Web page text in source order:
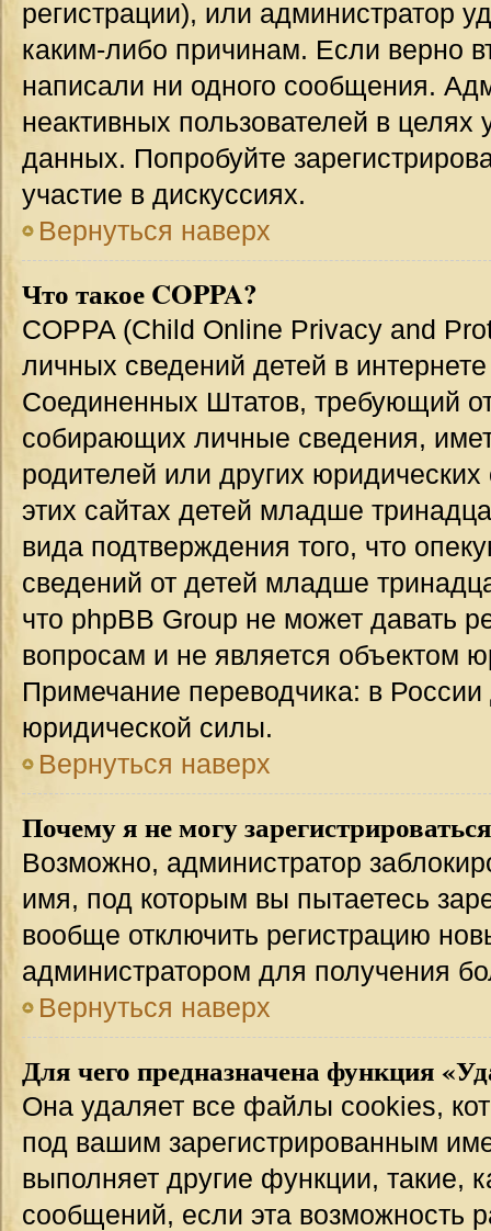
регистрации), или администратор
каким-либо причинам. Если верно
написали ни одного сообщения.
неактивных пользователей в
данных. Попробуйте
участие в дискуссиях.
Вернуться наверх
Что такое COPPA?
COPPA (Child Online Privacy and
личных сведений детей в
Соединенных Штатов, требующий
собирающих личные сведения,
родителей или других
этих сайтах детей младше
вида подтверждения того, что
сведений от детей младше
что phpBB Group не может давать
вопросам и не является объектом
Примечание переводчика: в
юридической силы.
Вернуться наверх
Почему я не могу
Возможно, администратор
имя, под которым вы пытаетесь
вообще отключить регистрацию
администратором для получения
Вернуться наверх
Для чего предназначена функция
Она удаляет все файлы cookies,
под вашим зарегистрированным
выполняет другие функции, такие,
сообщений, если эта возможность